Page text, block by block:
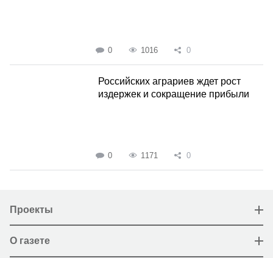
0 1016 0
Российских аграриев ждет рост
издержек и сокращение прибыли
0 1171 0
Проекты
О газете